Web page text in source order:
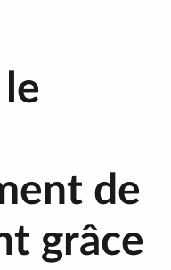
de
grâce